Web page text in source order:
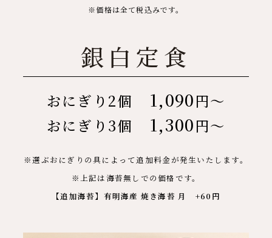
※価格は全て税込みです。
銀白定食
おにぎり2個 1,090円～
おにぎり3個
1,300円～
※選ぶおにぎりの具によって追加料金が発生いたします。
※上記は海苔無しでの価格です。
【追加海苔】有明海産 焼き海苔 月 +60円